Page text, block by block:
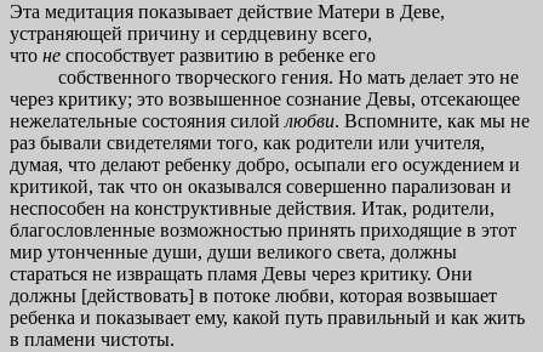
Эта медитация показывает действие Матери в Деве,
устраняющей причину и сердцевину всего,
что не способствует развитию в ребенке его
собственного творческого гения. Но мать делает это не
через критику; это возвышенное сознание Девы, отсекающее
нежелательные состояния силойлюбви. Вспомните, как мы не
раз бывали свидетелями того, как родители или учителя,
думая, что делают ребенку добро, осыпали его осуждением и
критикой, так что он оказывался совершенно парализован и
неспособен на конструктивные действия. Итак, родители,
благословленные возможностью принять приходящие в этот
мир утонченные души, души великого света, должны
стараться не извращать пламя Девы через критику. Они
должны [действовать] в потоке любви, которая возвышает
ребенка и показывает ему, какой путь правильный и как жить
в пламени чистоты.